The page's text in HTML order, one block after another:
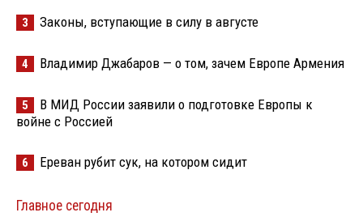
3 Законы, вступающие в силу в августе
4 Владимир Джабаров — о том, зачем Европе Армения
5
В МИД России заявили о подготовке Европы к
войне с Россией
6 Ереван рубит сук, на котором сидит
Главное сегодня